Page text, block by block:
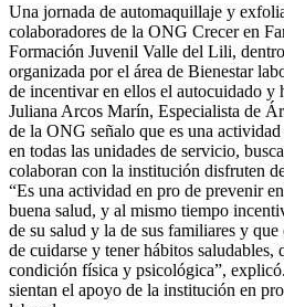
Una jornada de automaquillaje y
colaboradores de la ONG Crecer en
Formación Juvenil Valle del Lili,
organizada por el área de Bienestar
de incentivar en ellos el autocuidado y
Juliana Arcos Marín, Especialista de
de la ONG señalo que es una
en todas las unidades de servicio,
colaboran con la institución disfruten
“Es una actividad en pro de prevenir
buena salud, y al mismo tiempo
de su salud y la de sus familiares y
de cuidarse y tener hábitos saludables,
condición física y psicológica”,
sientan el apoyo de la institución en